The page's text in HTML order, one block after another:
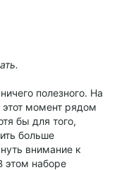
полезного. На
момент рядом
бы для того,
больше
внимание к
этом наборе